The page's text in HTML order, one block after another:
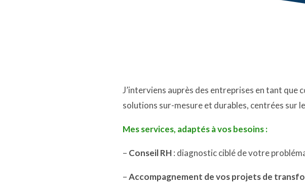
J’interviens auprès des entreprises en tant
solutions sur-mesure et durables, centrées sur
Mes services, adaptés à vos besoins :
– Conseil RH: diagnostic ciblé de votre
–Accompagnement de vos projets de